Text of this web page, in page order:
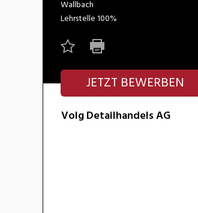
Wallbach
Lehrstelle100%
JETZT BEWERBEN
Volg Detailhandels AG